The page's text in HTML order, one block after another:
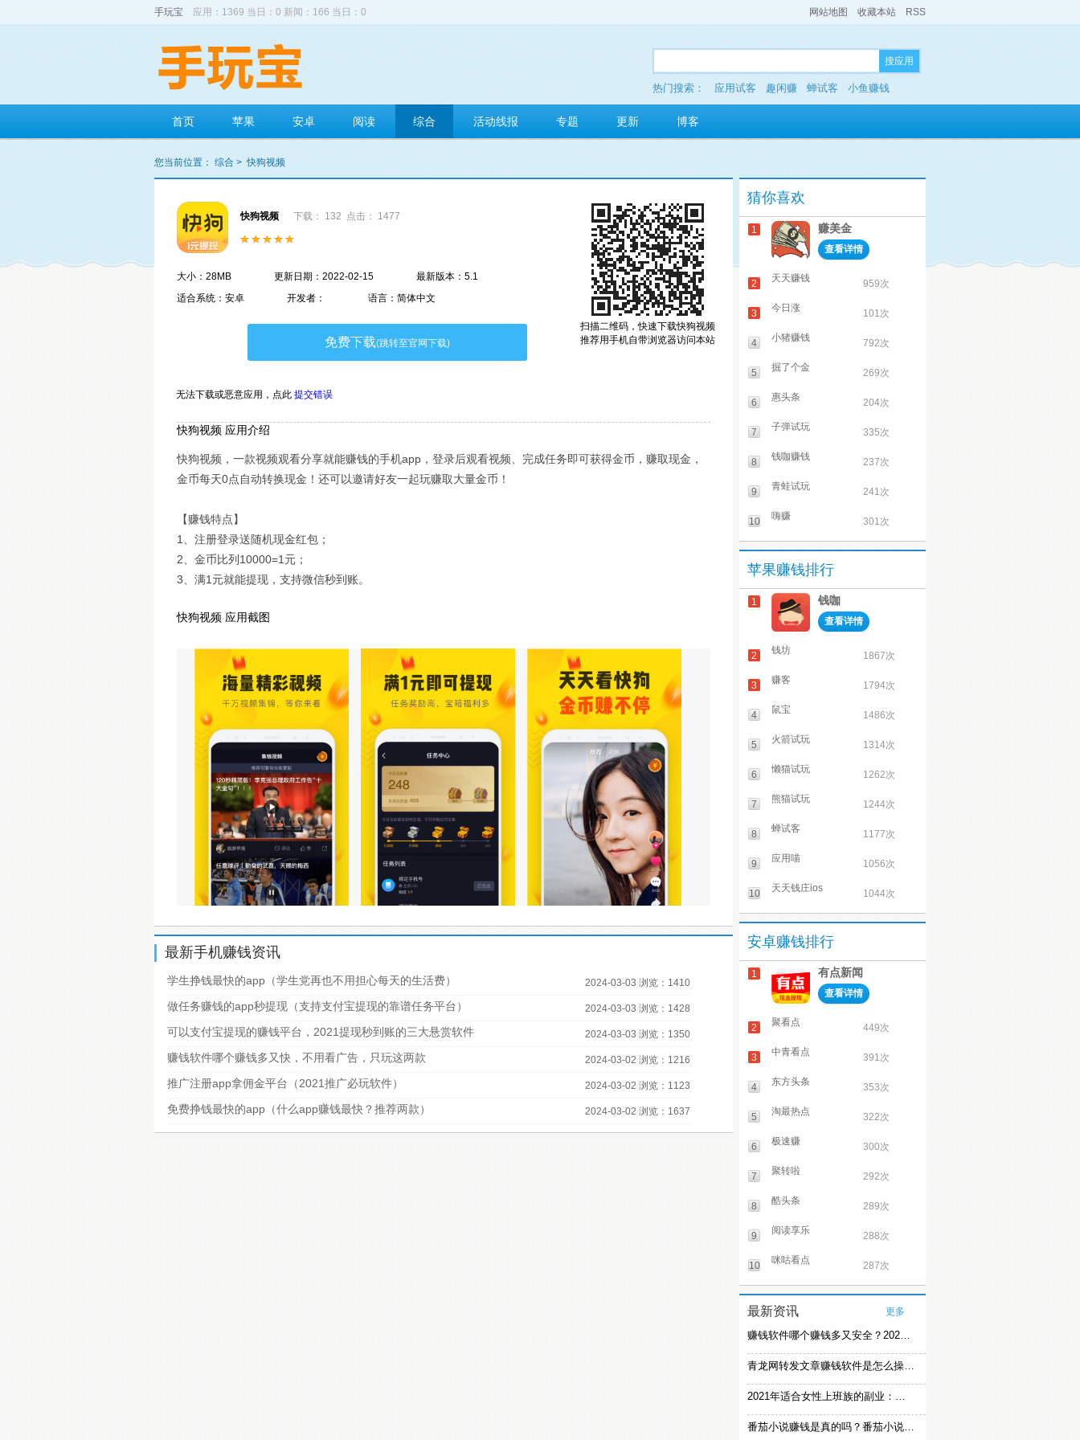
手玩宝 应用：1369 当日：0 新闻：166 当日：0 网站地图 收藏本站 RSS
搜应用
热门搜索： 应用试客 趣闲赚 蝉试客 小鱼赚钱
多玩红包
首页 苹果 安卓 阅读 综合 活动线报 专题 更新 博客
您当前位置： 综合 >快狗视频
扫描二维码，快速下载快狗视频
推荐用手机自带浏览器访问本站
快狗视频 下载： 132 点击： 1477
大小：28MB 更新日期：2022-02-15
最新版本：5.1
适合系统：安卓
开发者： 语言：简体中文
免费下载(跳转至官网下载)
无法下载或恶意应用， 点此 提交错误
快狗视频 应用介绍
快狗视频，一款视频观看分享就能赚钱的手机app，登录后观看视频、完成任务即可获得金币，赚取现金，
金币每天0点自动转换现金！还可以邀请好友一起玩赚取大量金币！
【赚钱特点】
1、注册登录送随机现金红包；
2、金币比列10000=1元；
3、满1元就能提现，支持微信秒到账。
快狗视频 应用截图
最新手机赚钱资讯
学生挣钱最快的app（学生党再也不用担心每天的生活费） 2024-03-03 浏览：1410
做任务赚钱的app秒提现（支持支付宝提现的靠谱任务平台） 2024-03-03 浏览：1428
可以支付宝提现的赚钱平台，2021提现秒到账的三大悬赏软件 2024-03-03 浏览：1350
赚钱软件哪个赚钱多又快，不用看广告，只玩这两款 2024-03-02 浏览：1216
推广注册app拿佣金平台（2021推广必玩软件） 2024-03-02 浏览：1123
免费挣钱最快的app（什么app赚钱最快？推荐两款） 2024-03-02 浏览：1637
猜你喜欢
1 赚美金
查看详情
2 天天赚钱 959次
3 今日涨 101次
4 小猪赚钱 792次
5 掘了个金 269次
6 惠头条 204次
7 子弹试玩 335次
8 钱咖赚钱 237次
9 青蛙试玩 241次
10 嗨赚 301次
苹果赚钱排行
1 钱咖
查看详情
2 钱坊 1867次
3 赚客 1794次
4 鼠宝 1486次
5 火箭试玩 1314次
6 懒猫试玩 1262次
7 熊猫试玩 1244次
8 蝉试客 1177次
9 应用喵 1056次
10 天天钱庄ios 1044次
安卓赚钱排行
1 有点新闻
查看详情
2 聚看点 449次
3 中青看点 391次
4 东方头条 353次
5 淘最热点 322次
6 极速赚 300次
7 聚转啦 292次
8 酷头条 289次
9 阅读享乐 288次
10 咪咕看点 287次
最新资讯 更多
赚钱软件哪个赚钱多又安全？2021精选赚钱软件
青龙网转发文章赚钱软件是怎么操作的？
2021年适合女性上班族的副业：女生在家赚钱兼职推荐
番茄小说赚钱是真的吗？番茄小说怎么操作赚钱